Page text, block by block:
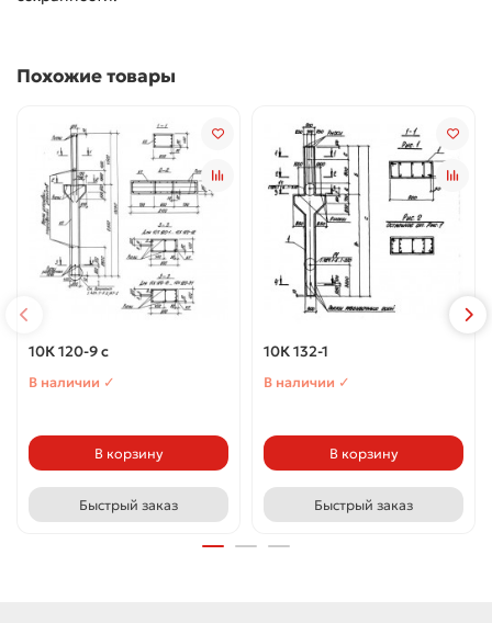
Похожие товары
10К 120-9 с
В наличии ✓
В корзину
Быстрый заказ
10К 132-1
В наличии ✓
В корзину
Быстрый заказ